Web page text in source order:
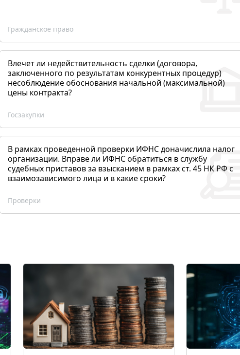
Гражданское право
Влечет ли недействительность сделки (договора,
заключенного по результатам конкурентных процедур)
несоблюдение обоснования начальной (максимальной)
цены контракта?
Госзакупки
В рамках проведенной проверки ИФНС доначислила налог
организации. Вправе ли ИФНС обратиться в службу
судебных приставов за взысканием в рамках ст. 45 НК РФ с
взаимозависимого лица и в какие сроки?
Проверки